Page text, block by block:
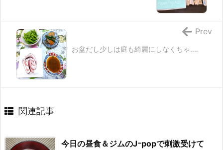
お盆だし少しは庭も綺麗にしなくちゃ‥‥
Prev
関連記事
今日の昼食＆ジムのJｰpopで刺激受けて